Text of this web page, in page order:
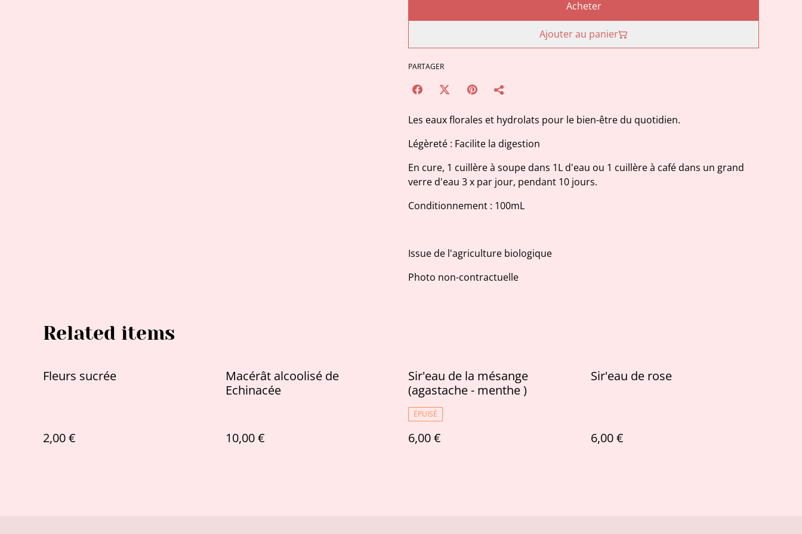
Acheter
Ajouter au panier
PARTAGER
Les eaux florales et hydrolats pour le bien-être du quotidien.
Légèreté : Facilite la digestion
En cure, 1 cuillère à soupe dans 1L d'eau ou 1 cuillère à café dans un grand
verre d'eau 3 x par jour, pendant 10 jours.
Conditionnement : 100mL
Issue de l'agriculture biologique
Photo non-contractuelle
Related items
Fleurs sucrée
2,00 €
Macérât alcoolisé de
Echinacée
10,00 €
Sir'eau de la mésange
(agastache - menthe )
ÉPUISÉ
6,00 €
Sir'eau de rose
6,00 €